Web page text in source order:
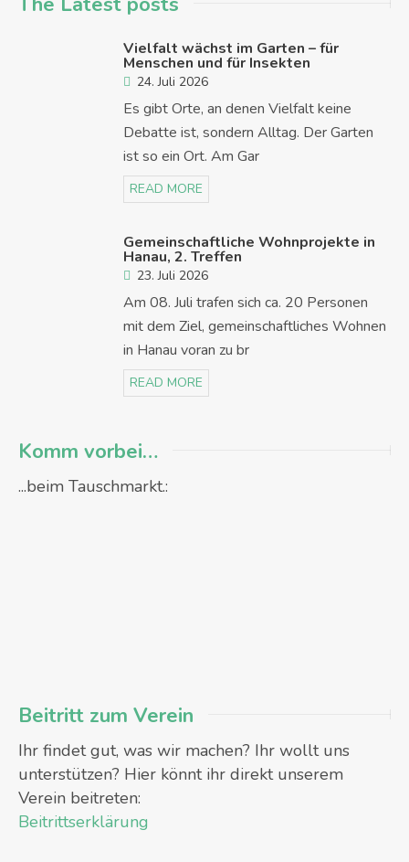
Vielfalt wächst im Garten – für
Menschen und für Insekten
24. Juli 2026
Es gibt Orte, an denen Vielfalt keine
Debatte ist, sondern Alltag. Der Garten
ist so ein Ort. Am Gar
READ MORE
Gemeinschaftliche Wohnprojekte in
Hanau, 2. Treffen
23. Juli 2026
Am 08. Juli trafen sich ca. 20 Personen
mit dem Ziel, gemeinschaftliches Wohnen
in Hanau voran zu br
READ MORE
Komm vorbei…
...beim Tauschmarkt.:
Beitritt zum Verein
Ihr findet gut, was wir machen? Ihr wollt uns
unterstützen? Hier könnt ihr direkt unserem
Verein beitreten:
Beitrittserklärung